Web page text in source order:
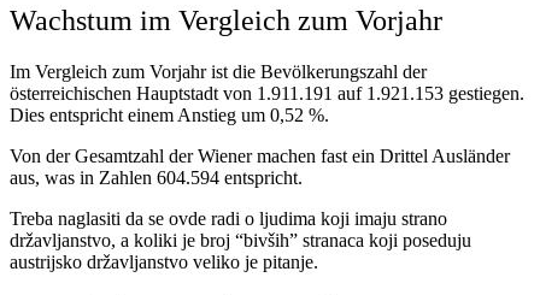
Wachstum im Vergleich zum Vorjahr
Im Vergleich zum Vorjahr ist die Bevölkerungszahl der
österreichischen Hauptstadt von 1.911.191 auf 1.921.153 gestiegen.
Dies entspricht einem Anstieg um 0,52 %.
Von der Gesamtzahl der Wiener machen fast ein Drittel Ausländer
aus, was in Zahlen 604.594 entspricht.
Treba naglasiti da se ovde radi o ljudima koji imaju strano
državljanstvo, a koliki je broj “bivših” stranaca koji poseduju
austrijsko državljanstvo veliko je pitanje.